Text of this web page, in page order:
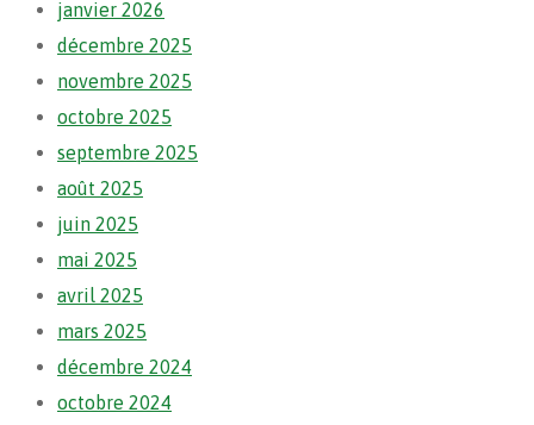
janvier 2026
décembre 2025
novembre 2025
octobre 2025
septembre 2025
août 2025
juin 2025
mai 2025
avril 2025
mars 2025
décembre 2024
octobre 2024